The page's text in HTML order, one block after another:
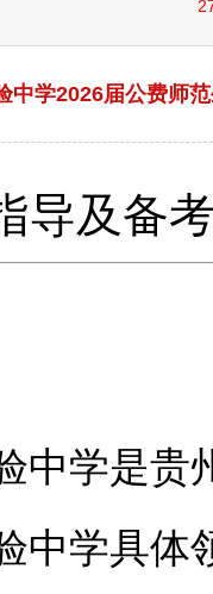
中学2026届公费师
导及备
学是贵
中学具体